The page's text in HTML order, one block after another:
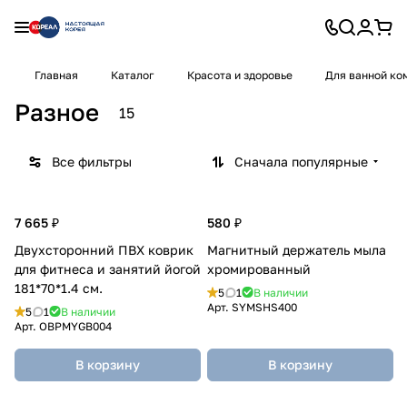
Главная Каталог Красота и здоровье Для ванной
Разное 15
Все фильтры Сначала популярные
7 665 ₽
Двухсторонний ПВХ коврик
для фитнеса и занятий йогой
181*70*1.4 см.
5 1
В наличии
Арт. OBPMYGB004
В корзину
580 ₽
Магнитный держатель мыла
хромированный
5 1
В наличии
Арт. SYMSHS400
В корзину